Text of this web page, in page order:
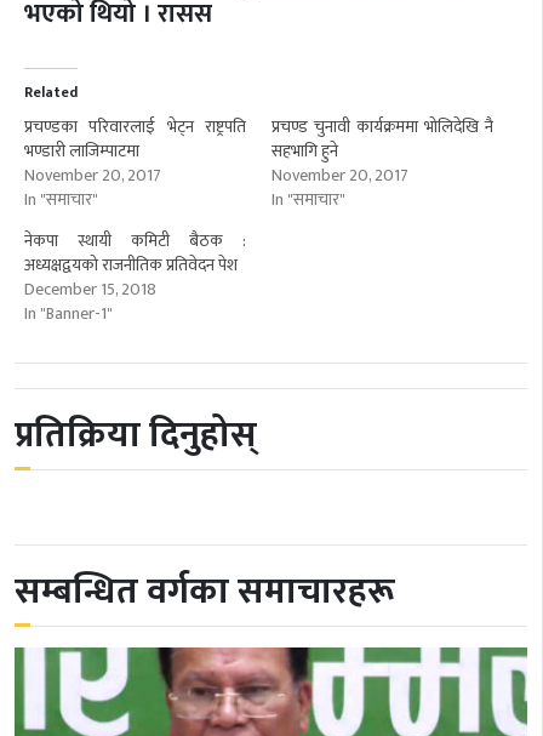
भएको थियो । रासस
Related
प्रचण्डका परिवारलाई भेट्न राष्ट्रपति
भण्डारी लाजिम्पाटमा
November 20, 2017
In "समाचार"
प्रचण्ड चुनावी कार्यक्रममा भोलिदेखि नै
सहभागि हुने
November 20, 2017
In "समाचार"
नेकपा स्थायी कमिटी बैठक :
अध्यक्षद्वयको राजनीतिक प्रतिवेदन पेश
December 15, 2018
In "Banner-1"
प्रतिक्रिया दिनुहोस्
सम्बन्धित वर्गका समाचारहरू